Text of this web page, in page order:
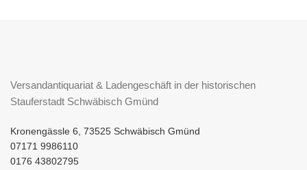
Versandantiquariat & Ladengeschäft in der historischen
Stauferstadt Schwäbisch Gmünd
Kronengässle 6, 73525 Schwäbisch Gmünd
07171 9986110
0176 43802795